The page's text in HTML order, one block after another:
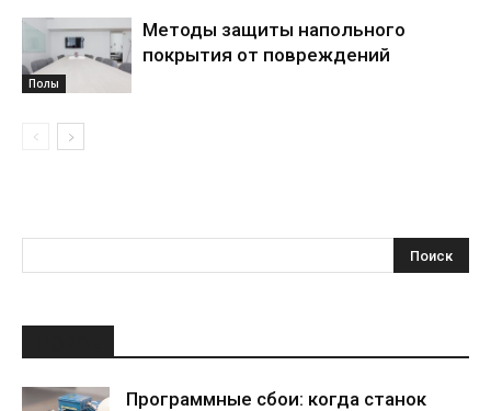
Полы
Методы защиты напольного
покрытия от повреждений
Программные сбои: когда станок